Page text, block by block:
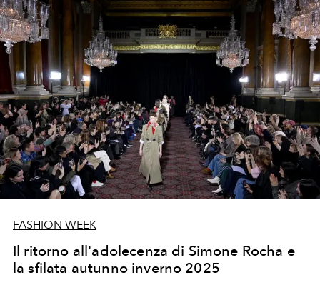
FASHION WEEK
Il ritorno all'adolecenza di Simone Rocha e
la sfilata autunno inverno 2025